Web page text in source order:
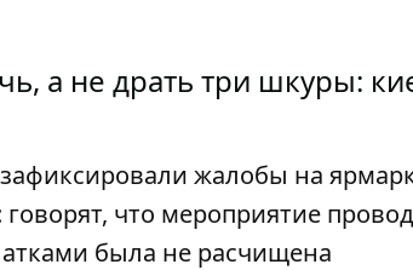
а не драть три шкуры:
жалобы на
что мероприятие
была не расчищена